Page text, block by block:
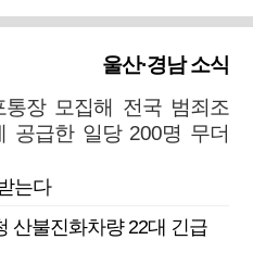
울산·경남 소식
통장 모집해 전국 범죄조
공급한 일당 200명 무더
는다
산불진화차량 22대 긴급